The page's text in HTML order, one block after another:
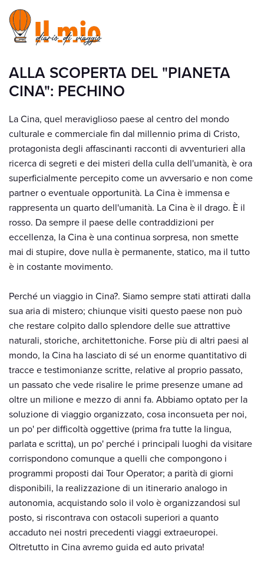
ALLA SCOPERTA DEL "PIANETA
CINA": PECHINO
La Cina, quel meraviglioso paese al centro del mondo
culturale e commerciale fin dal millennio prima di Cristo,
protagonista degli affascinanti racconti di avventurieri alla
ricerca di segreti e dei misteri della culla dell'umanità, è ora
superficialmente percepito come un avversario e non come
partner o eventuale opportunità. La Cina è immensa e
rappresenta un quarto dell'umanità. La Cina è il drago. È il
rosso. Da sempre il paese delle contraddizioni per
eccellenza, la Cina è una continua sorpresa, non smette
mai di stupire, dove nulla è permanente, statico, ma il tutto
è in costante movimento.
Perché un viaggio in Cina?. Siamo sempre stati attirati dalla
sua aria di mistero; chiunque visiti questo paese non può
che restare colpito dallo splendore delle sue attrattive
naturali, storiche, architettoniche. Forse più di altri paesi al
mondo, la Cina ha lasciato di sé un enorme quantitativo di
tracce e testimonianze scritte, relative al proprio passato,
un passato che vede risalire le prime presenze umane ad
oltre un milione e mezzo di anni fa. Abbiamo optato per la
soluzione di viaggio organizzato, cosa inconsueta per noi,
un po' per difficoltà oggettive (prima fra tutte la lingua,
parlata e scritta), un po' perché i principali luoghi da visitare
corrispondono comunque a quelli che compongono i
programmi proposti dai Tour Operator; a parità di giorni
disponibili, la realizzazione di un itinerario analogo in
autonomia, acquistando solo il volo è organizzandosi sul
posto, si riscontrava con ostacoli superiori a quanto
accaduto nei nostri precedenti viaggi extraeuropei.
Oltretutto in Cina avremo guida ed auto privata!